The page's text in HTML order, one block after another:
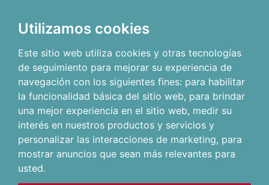
Utilizamos cookies
Este sitio web utiliza cookies y otras tecnologías
de seguimiento para mejorar su experiencia de
navegación con los siguientes fines: para habilitar
la funcionalidad básica del sitio web, para brindar
una mejor experiencia en el sitio web, medir su
interés en nuestros productos y servicios y
personalizar las interacciones de marketing, para
mostrar anuncios que sean más relevantes para
usted.